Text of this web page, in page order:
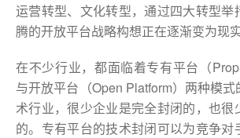
运营转型、文化转型，通过四大转型举
腾的开放平台战略构想正在逐渐变为现实
在不少行业，都面临着专有平台（
与开放平台（Open Platform）两种模
术行业，很少企业是完全封闭的，也很
的。专有平台的技术封闭可以为竞争对